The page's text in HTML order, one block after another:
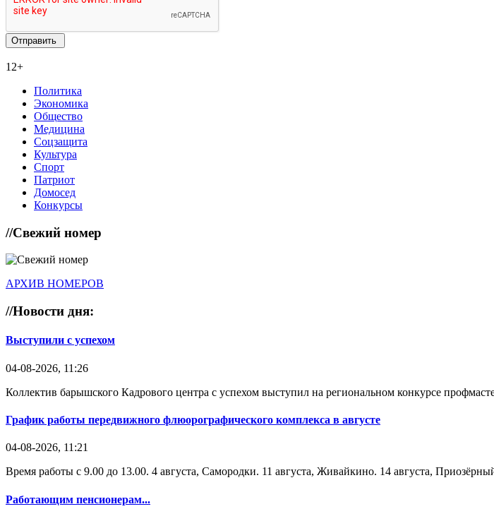
12+
Политика
Экономика
Общество
Медицина
Соцзащита
Культура
Спорт
Патриот
Домосед
Конкурсы
//Свежий номер
АРХИВ НОМЕРОВ
//Новости дня:
Выступили с успехом
04-08-2026, 11:26
Коллектив барышского Кадрового центра с успехом выступил на региональном конкурсе
График работы передвижного флюорографического комплекса в августе
04-08-2026, 11:21
Время работы с 9.00 до 13.00. 4 августа, Самородки. 11 августа, Живайкино. 14 августа,
Работающим пенсионерам...